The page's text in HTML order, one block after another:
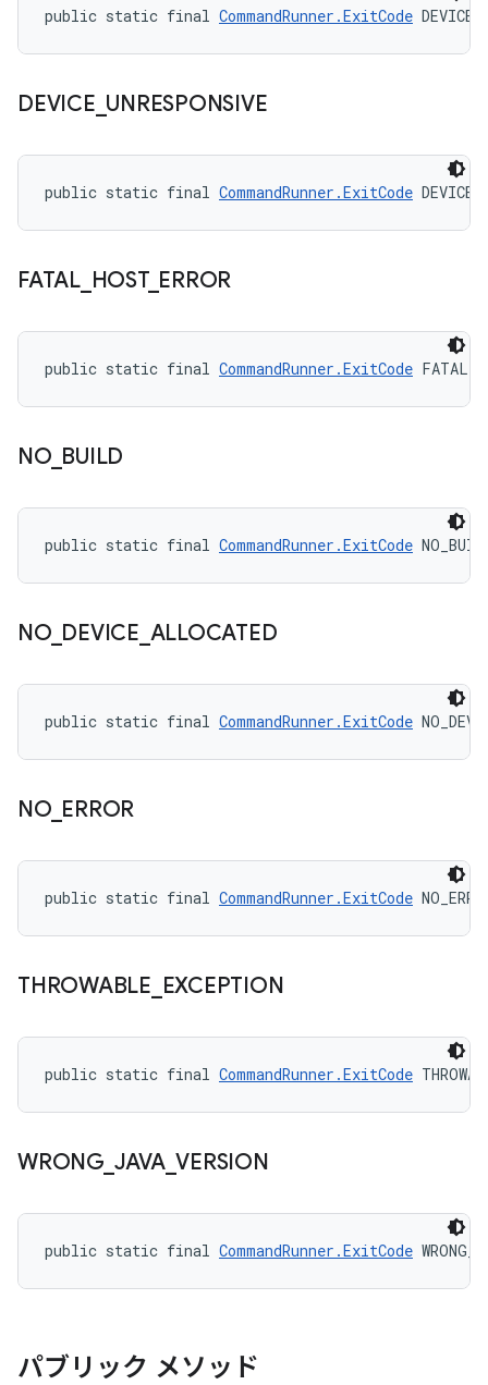
public static final CommandRunner.ExitCode
DEVICE UNRESPONSIVE
public static final CommandRunner.ExitCode
FATAL_ HOST_ ERROR
public static final CommandRunner.ExitCode
NO_ BUILD
public static final CommandRunner.ExitCode
NO_ DEVICE ALLOCATED
public static final CommandRunner.ExitCode
NO_ ERROR
public static final CommandRunner.ExitCode
THROWABLE EXCEPTION
public static final CommandRunner.ExitCode
WRONG_ JAVA_VERSION
public static final CommandRunner.ExitCode
パブリック メソッド